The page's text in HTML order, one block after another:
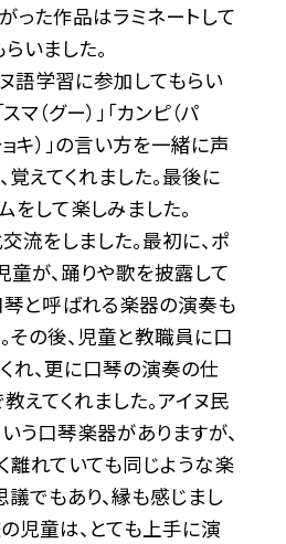
った作品はラミネートして
いました。
語学習に参加してもらい
マ（グー）」「カンピ（パ
ョキ）」の言い方を一緒に声
覚えてくれました。最後に
をして楽しみました。
流をしました。最初に、ポ
が、踊りや歌を披露して
琴と呼ばれる楽器の演奏も
その後、児童と教職員に口
れ、更に口琴の演奏の仕
えてくれました。アイヌ民
いう口琴楽器がありますが、
離れていても同じような楽
でもあり、縁も感じまし
児童は、とても上手に演